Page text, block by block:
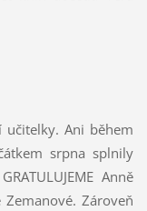
Ani během
srpna splnily
Anně
Zároveň